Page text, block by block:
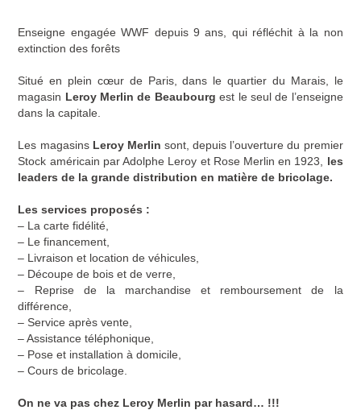
Enseigne engagée WWF depuis 9 ans, qui réfléchit à la non
extinction des forêts
Situé en plein cœur de Paris, dans le quartier du Marais, le
magasin Leroy Merlin de Beaubourg est le seul de l’enseigne
dans la capitale.
Les magasins Leroy Merlin sont, depuis l’ouverture du premier
Stock américain par Adolphe Leroy et Rose Merlin en 1923,
les
leaders de la grande distribution en matière de bricolage.
Les services proposés :
– La carte fidélité,
– Le financement,
– Livraison et location de véhicules,
– Découpe de bois et de verre,
– Reprise de la marchandise et remboursement de la
différence,
– Service après vente,
– Assistance téléphonique,
– Pose et installation à domicile,
– Cours de bricolage.
On ne va pas chez Leroy Merlin par hasard… !!!